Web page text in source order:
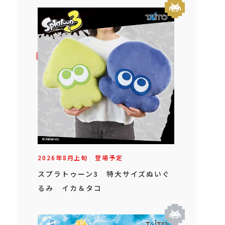
2026年8月上旬 登場予定
スプラトゥーン3 特大サイズぬいぐ
るみ イカ＆タコ